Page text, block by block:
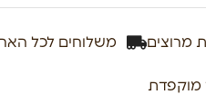
מרוצים משלוחים לכל
מוקפדת